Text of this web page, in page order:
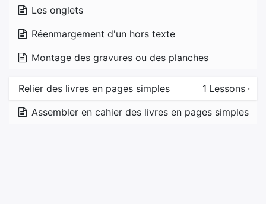
Les onglets
Réenmargement d'un hors texte
Montage des gravures ou des planches
Relier des livres en pages simples 1 Lessons ·
Assembler en cahier des livres en pages simples